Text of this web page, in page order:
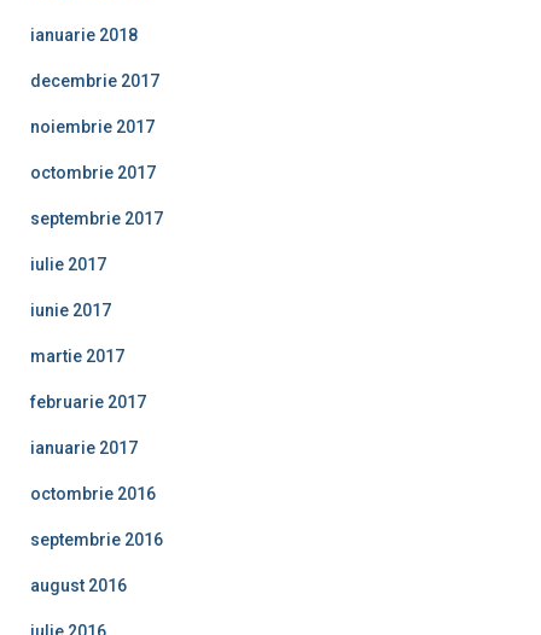
ianuarie 2018
decembrie 2017
noiembrie 2017
octombrie 2017
septembrie 2017
iulie 2017
iunie 2017
martie 2017
februarie 2017
ianuarie 2017
octombrie 2016
septembrie 2016
august 2016
iulie 2016